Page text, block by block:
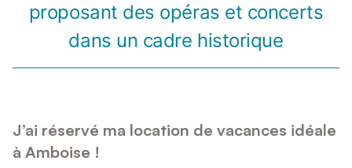
proposant des opéras et concerts
dans un cadre historique
J’ai réservé ma location de vacances idéale
à Amboise !